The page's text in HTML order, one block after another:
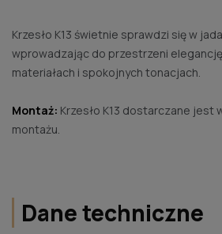
Krzesło K13 świetnie sprawdzi się w
wprowadzając do przestrzeni
materiałach i spokojnych tonacjach.
Montaż: Krzesło K13 dostarczane jest
montażu.
Dane techniczne